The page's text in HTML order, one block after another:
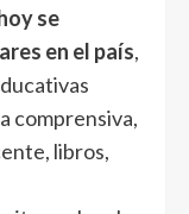
se
en el país,
comprensiva,
libros,